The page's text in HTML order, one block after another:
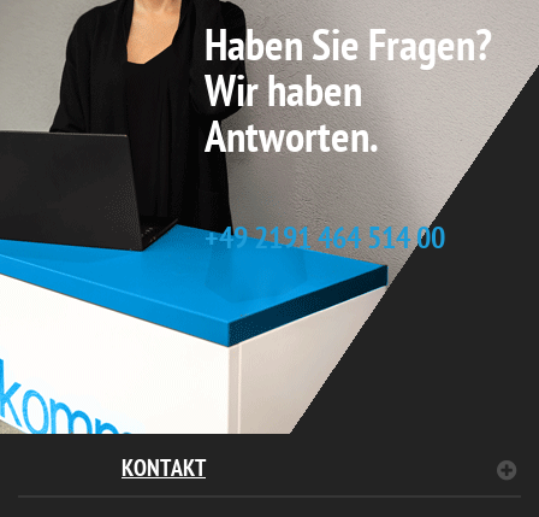
Haben Sie Fragen?
Wir haben
Antworten.
+49 2191 464 514 00
KONTAKT